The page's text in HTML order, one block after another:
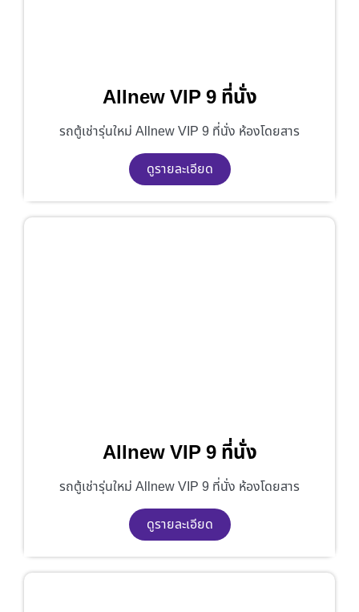
Allnew VIP 9 ที่นั่ง
รถตู้เช่ารุ่นใหม่ Allnew VIP 9 ที่นั่ง ห้องโดยสาร
ดูรายละเอียด
Allnew VIP 9 ที่นั่ง
รถตู้เช่ารุ่นใหม่ Allnew VIP 9 ที่นั่ง ห้องโดยสาร
ดูรายละเอียด